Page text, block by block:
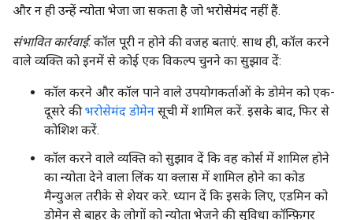
और न ही उन्हें न्योता भेजा जा सकता है जो भरोसेमंद नहीं हैं.
संभावित कार्रवाई: कॉल पूरी न होने की वजह बताएं. साथ ही, कॉल करने
वाले व्यक्ति को इनमें से कोई एक विकल्प चुनने का सुझाव दें:
कॉल करने और कॉल पाने वाले उपयोगकर्ताओं के डोमेन को एक-
दूसरे कीभरोसेमंद डोमेन सूची में शामिल करें. इसके बाद, फिर से
कोशिश करें.
कॉल करने वाले व्यक्ति को सुझाव दें कि वह कोर्स में शामिल होने
का न्योता देने वाला लिंक या क्लास में शामिल होने का कोड
मैन्युअल तरीके से शेयर करे. ध्यान दें कि इसके लिए, एडमिन को
डोमेन से बाहर के लोगों को न्योता भेजने की सुविधा कॉन्फ़िगर